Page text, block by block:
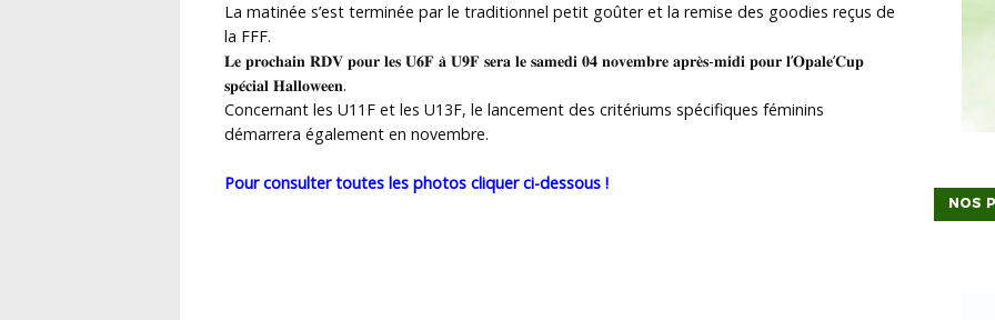
La matinée s’est terminée par le traditionnel petit goûter et la remise des goodies reçus de
la FFF.
𝐋𝐞 𝐩𝐫𝐨𝐜𝐡𝐚𝐢𝐧 𝐑𝐃𝐕 𝐩𝐨𝐮𝐫 𝐥𝐞𝐬 𝐔𝟔𝐅 𝐚̀ 𝐔𝟗𝐅 𝐬𝐞𝐫𝐚 𝐥𝐞 𝐬𝐚𝐦𝐞𝐝𝐢 𝟎𝟒 𝐧𝐨𝐯𝐞𝐦𝐛𝐫𝐞 𝐚𝐩𝐫𝐞̀𝐬-𝐦𝐢𝐝𝐢 𝐩𝐨𝐮𝐫 𝐥’𝐎𝐩𝐚𝐥𝐞’𝐂𝐮𝐩
𝐬𝐩𝐞́𝐜𝐢𝐚𝐥 𝐇𝐚𝐥𝐥𝐨𝐰𝐞𝐞𝐧.
Concernant les U11F et les U13F, le lancement des critériums spécifiques féminins
démarrera également en novembre.
Pour consulter toutes les photos cliquer ci-dessous !
NOS